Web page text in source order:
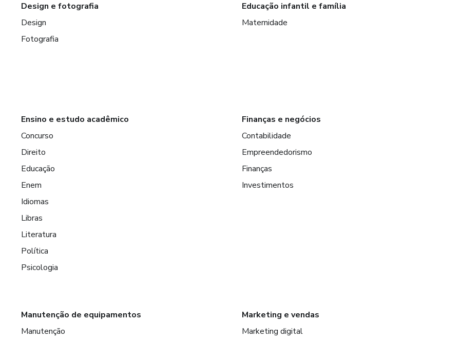
Design e fotografia
Design
Fotografia
Educação infantil e família
Maternidade
Ensino e estudo acadêmico
Concurso
Direito
Educação
Enem
Idiomas
Libras
Literatura
Política
Psicologia
Finanças e negócios
Contabilidade
Empreendedorismo
Finanças
Investimentos
Manutenção de equipamentos
Manutenção
Marketing e vendas
Marketing digital